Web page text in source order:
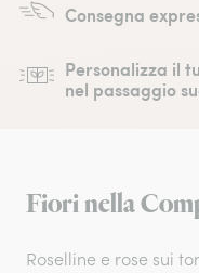
Consegna
Personalizza il
nel passaggio
Fiori nella
Roselline e rose sui